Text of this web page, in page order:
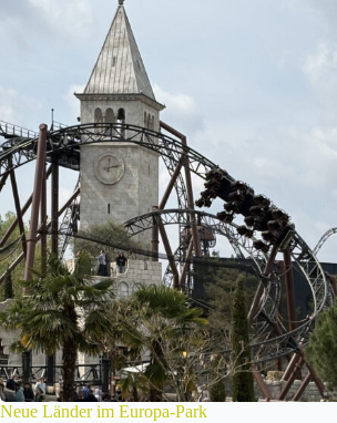
Neue Länder im Europa-Park